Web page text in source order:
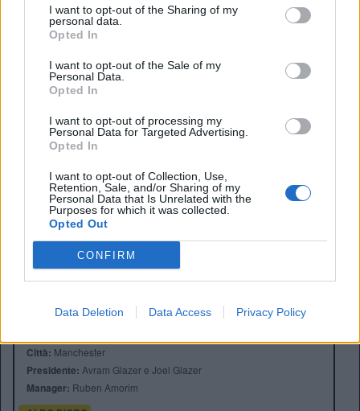
I want to opt-out of the Sharing of my
personal data.
Opted In
I want to opt-out of the Sale of my
Personal Data.
Opted In
I want to opt-out of processing my
Personal Data for Targeted Advertising.
Opted In
I want to opt-out of Collection, Use,
Retention, Sale, and/or Sharing of my
Personal Data that Is Unrelated with the
Purposes for which it was collected.
Opted Out
CONFIRM
Data Deletion Data Access Privacy Policy
massimo fissato a 20.548 euro al giorno (per un limite
di 365 giorni), qualora Ugarte dovesse restare fermo
per un intero anno, nelle casse del Manchester United
arriverebbe un indennizzo record da circa 7,5 milioni di
. Una magra consolazione per una perdita tecnica
pesantissima.
Anno di Fondazione:1878 come Newton Health LYR F.C.
Città: Manchester
Presidente: Avram Glazer e Joel Glazer
Manager: Ruben Amorim